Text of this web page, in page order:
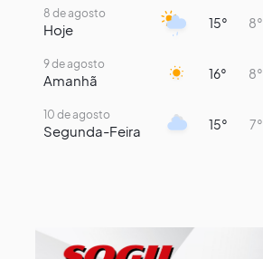
8 de agosto
Hoje 15° 8°
9 de agosto
Amanhã 16° 8°
10 de agosto
Segunda-Feira 15° 7°